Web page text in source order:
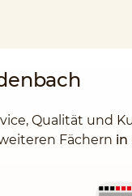
Qualität und
Fächern in